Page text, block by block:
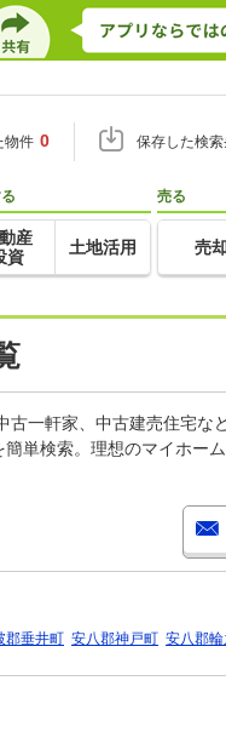
物件 0 保存した検
産
資
土地活用
売る
売却
一軒家、中古建売住宅な
単検索。理想のマイホー
郡垂井町 安八郡神戸町 安八郡